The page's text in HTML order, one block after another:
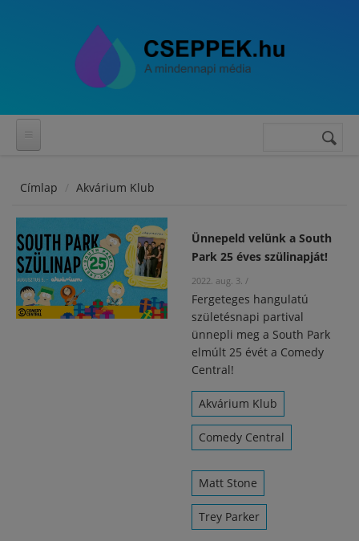
Keresés
Címlap Akvárium Klub
Ünnepeld velünk a South
Park 25 éves szülinapját!
2022. aug. 3. /
Fergeteges hangulatú
születésnapi partival
ünnepli meg a South Park
elmúlt 25 évét a Comedy
Central!
Akvárium Klub
Comedy Central
Matt Stone
Trey Parker